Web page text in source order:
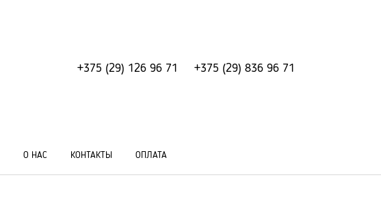
+375 (29) 126 96 71 +375 (29) 836 96 71
О НАС КОНТАКТЫ
ОПЛАТА